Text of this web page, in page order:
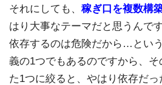
それにしても、 稼ぎ口を複数構
はり大事なテーマだと思うんで
依存するのは危険だから…とい
義の1つでもあるのですから、
た1つに絞ると、やはり依存だ